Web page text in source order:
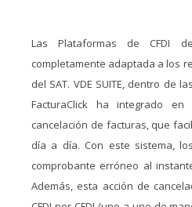
Las Plataformas de CFDI
completamente adaptada a los
del SAT. VDE SUITE, dentro de
FacturaClick ha integrado
cancelación de facturas, que
día a día. Con este sistema,
comprobante erróneo al
Además, esta acción de